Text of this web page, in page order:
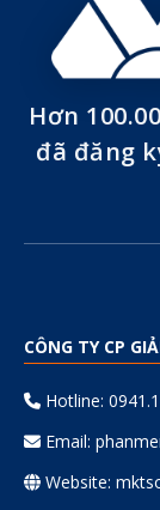
Hơn
đã đăng
CÔNG TY CP
Hotline:
Email:
Website: